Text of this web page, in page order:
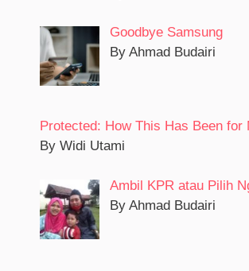
Goodbye Samsung
By Ahmad Budairi
Protected: How This Has Been for
By Widi Utami
Ambil KPR atau Pilih
By Ahmad Budairi